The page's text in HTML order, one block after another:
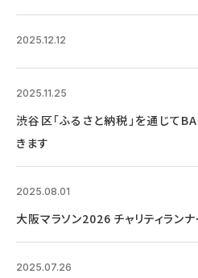
2025.12.12
2025.11.25
渋谷区「ふるさと納税」を通じて
きます
2025.08.01
大阪マラソン2026 チャリティラン
2025.07.26